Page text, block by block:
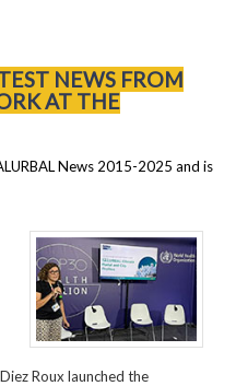
NEWS FROM
AT THE
News 2015-2025 and is
Roux launched the